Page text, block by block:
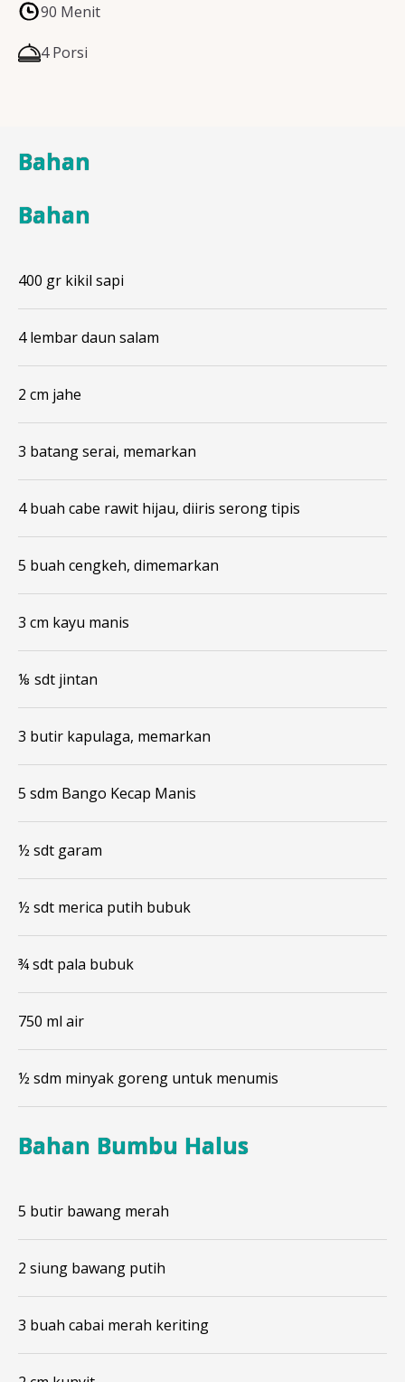
90 Menit
4 Porsi
Bahan
Bahan
400 gr kikil sapi
4 lembar daun salam
2 cm jahe
3 batang serai, memarkan
4 buah cabe rawit hijau, diiris serong tipis
5 buah cengkeh, dimemarkan
3 cm kayu manis
⅛ sdt jintan
3 butir kapulaga, memarkan
5 sdm Bango Kecap Manis
½ sdt garam
½ sdt merica putih bubuk
¾ sdt pala bubuk
750 ml air
½ sdm minyak goreng untuk menumis
Bahan Bumbu Halus
5 butir bawang merah
2 siung bawang putih
3 buah cabai merah keriting